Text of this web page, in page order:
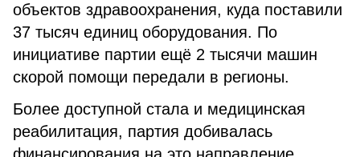
объектов здравоохранения, куда поставили
37 тысяч единиц оборудования. По
инициативе партии ещё 2 тысячи машин
скорой помощи передали в регионы.
Более доступной стала и медицинская
реабилитация, партия добивалась